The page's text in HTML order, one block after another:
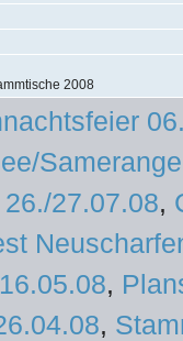
2008
27.07.08,
,
,